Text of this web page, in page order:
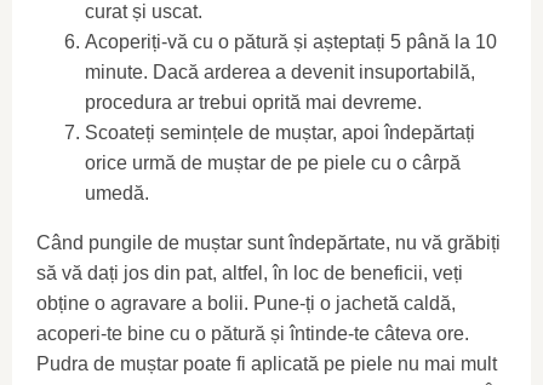
curat și uscat.
Acoperiți-vă cu o pătură și așteptați 5 până la 10
minute. Dacă arderea a devenit insuportabilă,
procedura ar trebui oprită mai devreme.
Scoateți semințele de muștar, apoi îndepărtați
orice urmă de muștar de pe piele cu o cârpă
umedă.
Când pungile de muștar sunt îndepărtate, nu vă grăbiți
să vă dați jos din pat, altfel, în loc de beneficii, veți
obține o agravare a bolii. Pune-ți o jachetă caldă,
acoperi-te bine cu o pătură și întinde-te câteva ore.
Pudra de muștar poate fi aplicată pe piele nu mai mult